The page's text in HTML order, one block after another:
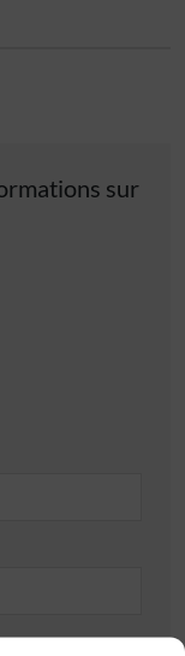
sur